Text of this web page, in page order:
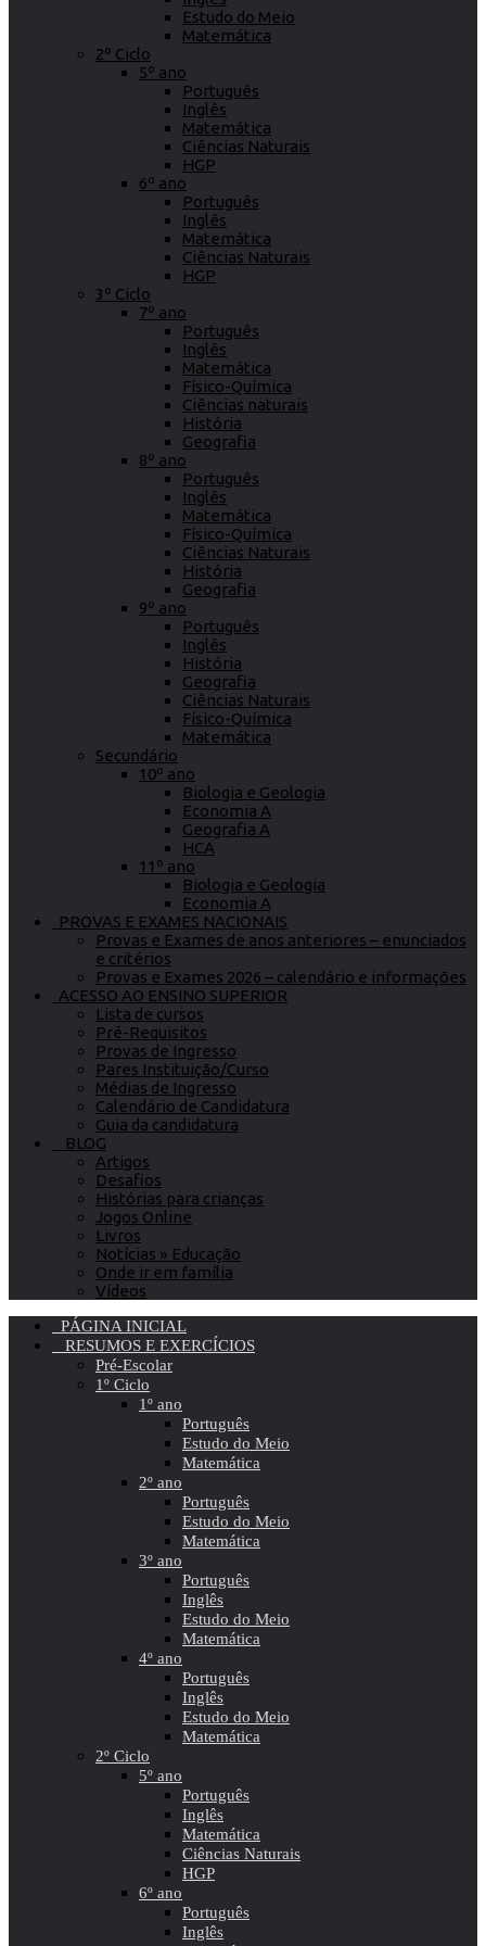
Estudo do Meio
Matemática
2º Ciclo
5º ano
Português
Inglês
Matemática
Ciências Naturais
HGP
6º ano
Português
Inglês
Matemática
Ciências Naturais
HGP
3º Ciclo
7º ano
Português
Inglês
Matemática
Físico-Química
Ciências naturais
História
Geografia
8º ano
Português
Inglês
Matemática
Físico-Química
Ciências Naturais
História
Geografia
9º ano
Português
Inglês
História
Geografia
Ciências Naturais
Físico-Química
Matemática
Secundário
10º ano
Biologia e Geologia
Economia A
Geografia A
HCA
11º ano
Biologia e Geologia
Economia A
PROVAS E EXAMES NACIONAIS
Provas e Exames de anos anteriores – enunciados
e critérios
Provas e Exames 2026 – calendário e informações
ACESSO AO ENSINO SUPERIOR
Lista de cursos
Pré-Requisitos
Provas de Ingresso
Pares Instituição/Curso
Médias de Ingresso
Calendário de Candidatura
Guia da candidatura
BLOG
Artigos
Desafios
Histórias para crianças
Jogos Online
Livros
Notícias » Educação
Onde ir em família
Vídeos
PÁGINA INICIAL
RESUMOS E EXERCÍCIOS
Pré-Escolar
1º Ciclo
1º ano
Português
Estudo do Meio
Matemática
2º ano
Português
Estudo do Meio
Matemática
3º ano
Português
Inglês
Estudo do Meio
Matemática
4º ano
Português
Inglês
Estudo do Meio
Matemática
2º Ciclo
5º ano
Português
Inglês
Matemática
Ciências Naturais
HGP
6º ano
Português
Inglês